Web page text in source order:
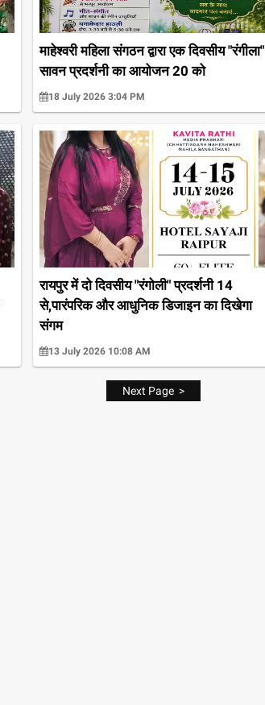
माहेश्वरी महिला संगठन द्वारा एक दिवसीय "रंगीला"
सावन प्रदर्शनी का आयोजन 20 को
18 July 2026 3:04 PM
रायपुर में दो दिवसीय "रंगोली" प्रदर्शनी 14
से,पारंपरिक और आधुनिक डिजाइन का दिखेगा
संगम
13 July 2026 10:08 AM
Next Page >